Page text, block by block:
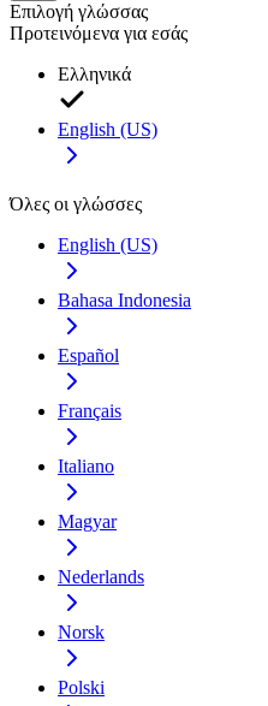
Επιλογή γλώσσας
Προτεινόμενα για εσάς
Ελληνικά
English (US)
Όλες οι γλώσσες
English (US)
Bahasa Indonesia
Español
Français
Italiano
Magyar
Nederlands
Norsk
Polski